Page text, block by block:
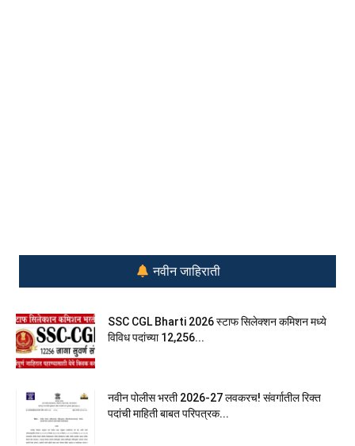
नवीन जाहिराती
SSC CGL Bharti 2026 स्टाफ सिलेक्शन कमिशन मध्ये
विविध पदांच्या 12,256...
नवीन पोलीस भरती 2026-27 लवकरच! संवर्गातील रिक्त
पदांची माहिती बाबत परिपत्रक...